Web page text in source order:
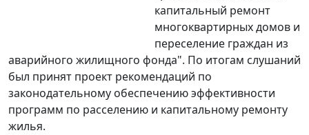
капитальный ремонт
многоквартирных домов и
переселение граждан из
аварийного жилищного фонда". По итогам слушаний
был принят проект рекомендаций по
законодательному обеспечению эффективности
программ по расселению и капитальному ремонту
жилья.